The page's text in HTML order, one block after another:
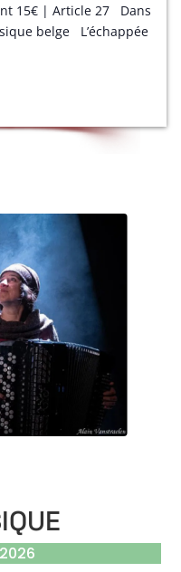
15€ | Article 27 Dans
belge L’échappée